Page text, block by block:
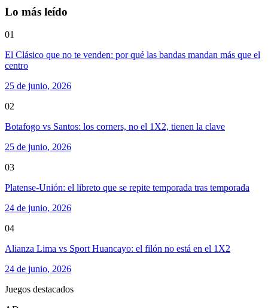
Lo más leído
01
El Clásico que no te venden: por qué las bandas mandan más que el
centro
25 de junio, 2026
02
Botafogo vs Santos: los corners, no el 1X2, tienen la clave
25 de junio, 2026
03
Platense-Unión: el libreto que se repite temporada tras temporada
24 de junio, 2026
04
Alianza Lima vs Sport Huancayo: el filón no está en el 1X2
24 de junio, 2026
Juegos destacados